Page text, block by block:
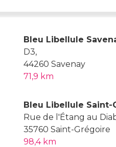
Bleu Libellule
D3,
44260 Savenay
71,9 km
Bleu Libellule Saint-
Rue de l'Étang au
35760 Saint-Grégoire
98,4 km